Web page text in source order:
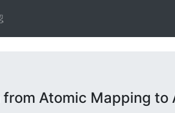
from Atomic Mapping to